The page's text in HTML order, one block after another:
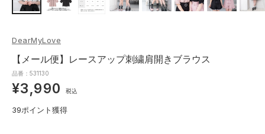
DearMyLove
【メール便】レースアップ刺繍肩開きブラウス
品番：531130
¥3,990 税込
39ポイント獲得